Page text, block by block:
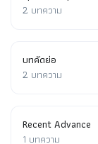
2 บทความ
บทคัดย่อ
2 บทความ
Recent Advance
1 บทความ